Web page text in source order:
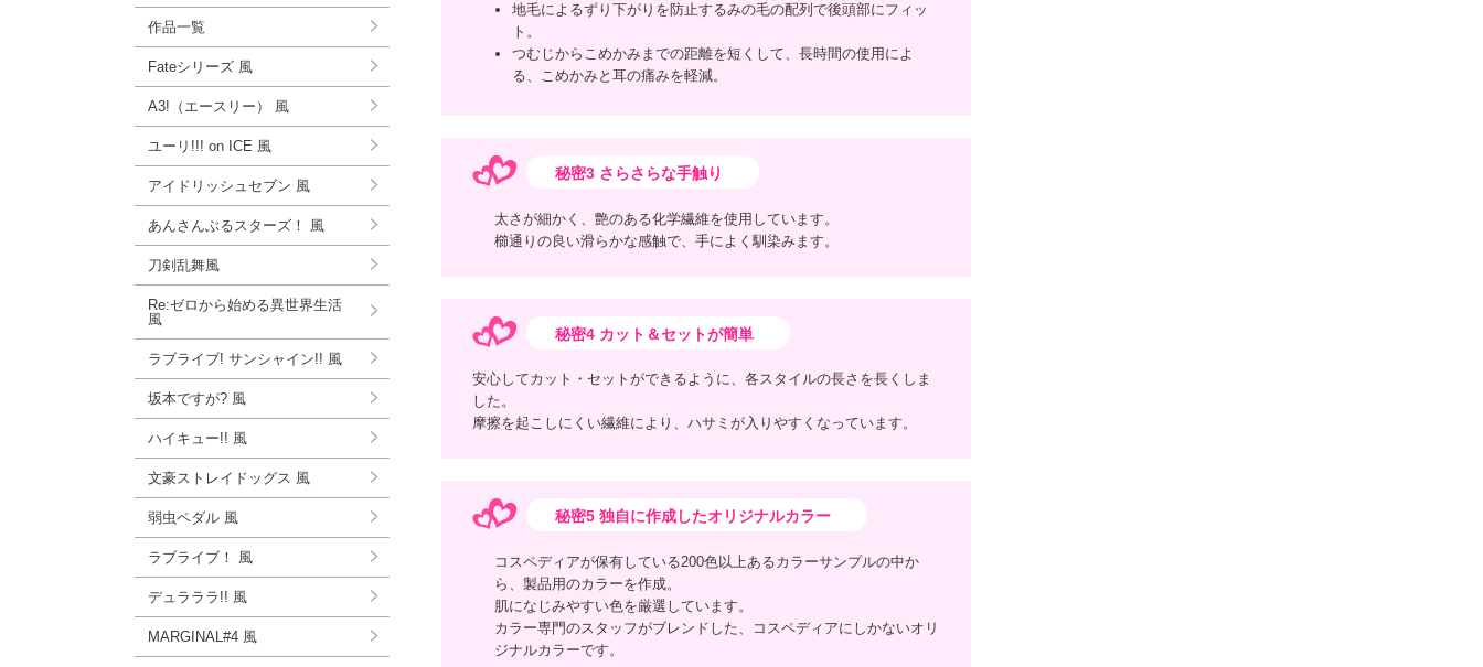
地毛によるずり下がりを防止するみの毛の配列で後頭部にフィッ
ト。
つむじからこめかみまでの距離を短くして、長時間の使用によ
る、こめかみと耳の痛みを軽減。
秘密3 さらさらな手触り
太さが細かく、艶のある化学繊維を使用しています。
櫛通りの良い滑らかな感触で、手によく馴染みます。
秘密4 カット＆セットが簡単
安心してカット・セットができるように、各スタイルの長さを長くしま
した。
摩擦を起こしにくい繊維により、ハサミが入りやすくなっています。
秘密5 独自に作成したオリジナルカラー
コスペディアが保有している200色以上あるカラーサンプルの中か
ら、製品用のカラーを作成。
肌になじみやすい色を厳選しています。
カラー専門のスタッフがブレンドした、コスペディアにしかないオリ
ジナルカラーです。
作品一覧
Fateシリーズ 風
A3!（エースリー） 風
ユーリ!!! on ICE 風
アイドリッシュセブン 風
あんさんぶるスターズ！ 風
刀剣乱舞風
Re:ゼロから始める異世界生活
風
ラブライブ! サンシャイン!! 風
坂本ですが? 風
ハイキュー!! 風
文豪ストレイドッグス 風
弱虫ペダル 風
ラブライブ！ 風
デュラララ!! 風
MARGINAL#4 風